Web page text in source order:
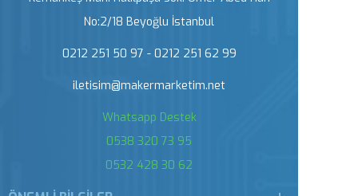
No:2/18 Beyoğlu İstanbul
0212 251 50 97 - 0212 251 62 99
iletisim@makermarketim.net
Whatsapp Destek
0538 320 73 95
0532 428 30 62